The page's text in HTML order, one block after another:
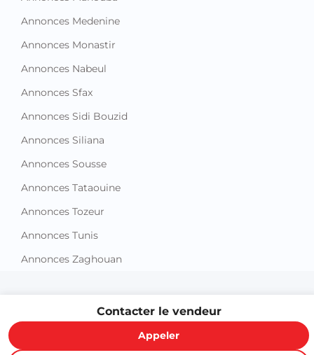
Contacter le vendeur
Appeler
Annonces Medenine
Annonces Monastir
Annonces Nabeul
Annonces Sfax
Annonces Sidi Bouzid
Annonces Siliana
Annonces Sousse
Annonces Tataouine
Annonces Tozeur
Annonces Tunis
Annonces Zaghouan